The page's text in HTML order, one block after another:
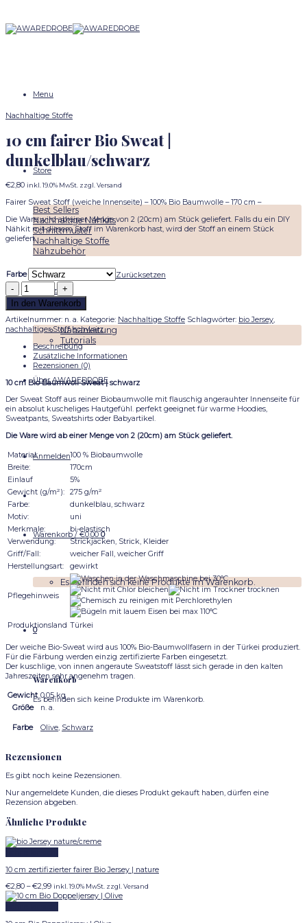
content
Menu
Store
Best Sellers
Nachhaltige Nähkits
Schnittmuster
Nachhaltige Stoffe
Nähzubehör
Magazine
Nähanleitung
Tutorials
Über AWAREDROBE
Anmelden
Warenkorb / €0,00 0
Es befinden sich keine Produkte im Warenkorb.
0
Warenkorb
Es befinden sich keine Produkte im Warenkorb.
Nachhaltige Stoffe
10 cm fairer Bio Sweat |
dunkelblau/schwarz
€2,80 inkl. 19.0% MwSt. zzgl. Versand
Fairer Sweat Stoff (weiche Innenseite) – 100% Bio Baumwolle – 170 cm –
Die Ware wird ab einer Menge von 2 (20cm) am Stück geliefert. Falls du ein DIY
Nähkit mit diesem Stoff im Warenkorb hast, wird der Stoff an einem Stück
geliefert.
Farbe
Zurücksetzen
10
cm
fairer
Bio
Sweat
|
dunkelblau/schwarz
Menge
In den Warenkorb
Artikelnummer: n. a. Kategorie: Nachhaltige Stoffe Schlagwörter: bio Jersey,
nachhaltiger Stoff,schwarz
Beschreibung
Zusätzliche Informationen
Rezensionen (0)
10 cm Bio Baumwoll Sweat | schwarz
Der Sweat Stoff aus reiner Biobaumwolle mit flauschig angerauhter Innenseite für
ein absolut kuscheliges Hautgefühl. perfekt geeignet für warme Hoodies,
Sweatpants, Sweatshirts oder Babyartikel.
Die Ware wird ab einer Menge von 2 (20cm) am Stück geliefert.
Material:
100 % Biobaumwolle
Breite:
170cm
Einlauf
5%
Gewicht (g/m²): 275 g/m²
Farbe:
dunkelblau, schwarz
Motiv:
uni
Merkmale:
bi-elastisch
Verwendung:
Strickjacken, Strick, Kleider
Griff/Fall:
weicher Fall, weicher Griff
Herstellungsart:
gewirkt
Pflegehinweis
Produktionsland Türkei
Der weiche Bio-Sweat wird aus 100% Bio-Baumwollfasern in der Türkei produziert.
Für die Färbung werden einzig zertifizierte Farben eingesetzt.
Der kuschlige, von innen angeraute Sweatstoff lässt sich gerade in den kalten
Jahreszeiten sehr angenehm tragen.
Gewicht 0,05 kg
Größe
n. a.
Farbe Olive, Schwarz
Rezensionen
Es gibt noch keine Rezensionen.
Nur angemeldete Kunden, die dieses Produkt gekauft haben, dürfen eine
Rezension abgeben.
Ähnliche Produkte
10 cm zertifizierter fairer Bio Jersey | nature
€2,80 –€2,99Preisspanne:
€2,80
bis
€2,99
inkl. 19.0% MwSt. zzgl. Versand